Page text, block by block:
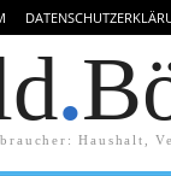
.
Haushalt,